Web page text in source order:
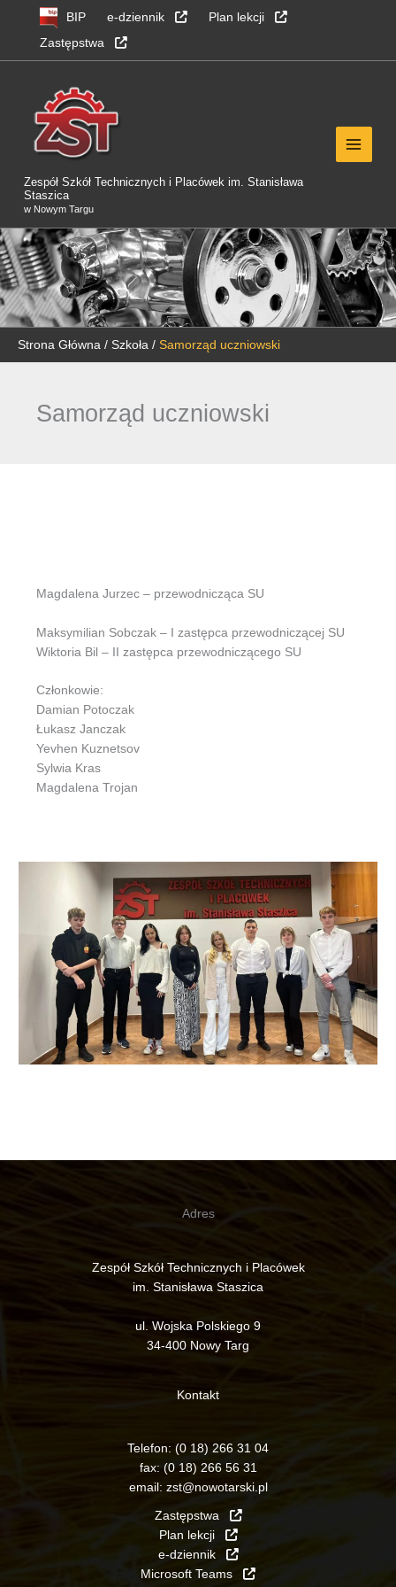
Przejdź
nawigacji
Przejdź
Przejdź
BIP e-dziennik
Plan lekcji
Zastępstwa
Zespół Szkół Technicznych i Placówek im. Stanisława
Staszica
w Nowym Targu
Strona Główna / Szkoła / Samorząd uczniowski
Samorząd uczniowski
Magdalena Jurzec – przewodnicząca SU
Maksymilian Sobczak – I zastępca przewodniczącej SU
Wiktoria Bil – II zastępca przewodniczącego SU
Członkowie:
Damian Potoczak
Łukasz Janczak
Yevhen Kuznetsov
Sylwia Kras
Magdalena Trojan
Adres
Zespół Szkół Technicznych i Placówek
im. Stanisława Staszica
ul. Wojska Polskiego 9
34-400 Nowy Targ
Kontakt
Telefon: (0 18) 266 31 04
fax: (0 18) 266 56 31
email: zst@nowotarski.pl
Zastępstwa
Plan lekcji
e-dziennik
Microsoft Teams